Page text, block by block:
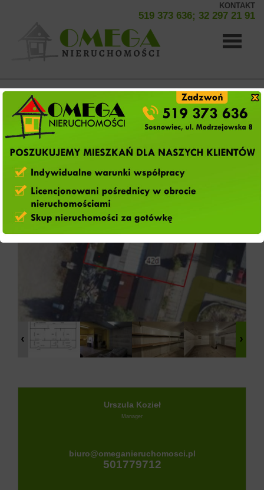
główna
Oferty
Zgłoś
ofertę
KONTAKT
519 373 636; 32 297 21 91
Sosnowiec, Sielec
Hala
na sprzedaż
Urszula Kozieł
Manager
biuro@omeganieruchomosci.pl
501779712